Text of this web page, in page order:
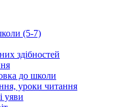
(5-7)
здібностей
до школи
уроки читання
уяви